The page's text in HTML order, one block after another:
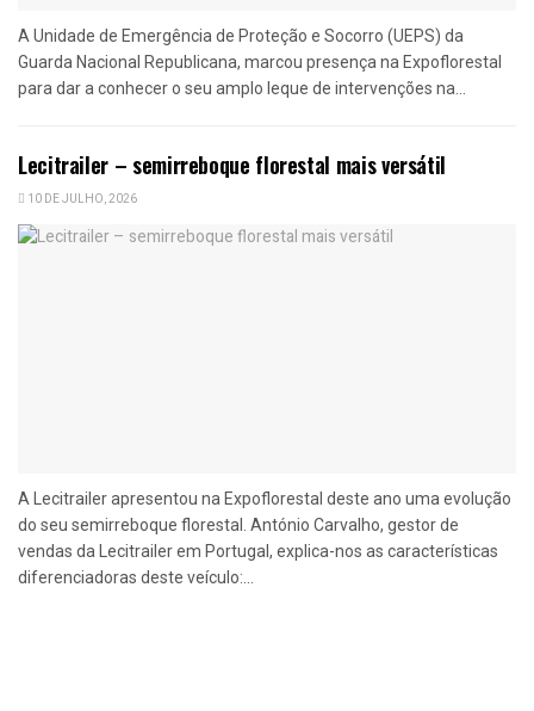
A Unidade de Emergência de Proteção e Socorro (UEPS) da
Guarda Nacional Republicana, marcou presença na Expoflorestal
para dar a conhecer o seu amplo leque de intervenções na...
Lecitrailer – semirreboque florestal mais versátil
10 DE JULHO, 2026
A Lecitrailer apresentou na Expoflorestal deste ano uma evolução
do seu semirreboque florestal. António Carvalho, gestor de
vendas da Lecitrailer em Portugal, explica-nos as características
diferenciadoras deste veículo:...